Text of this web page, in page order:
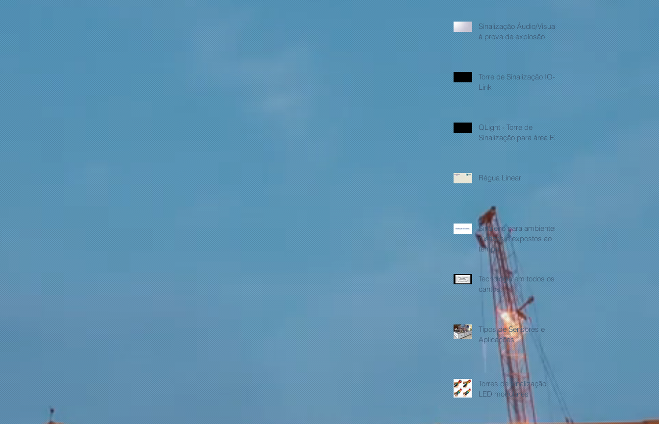
Sinalização Áudio/Visual
à prova de explosão
Torre de Sinalização IO-
Link
QLight - Torre de
Sinalização para área EX
Régua Linear
Sinaleiro para ambientes
rústicos e expostos ao
tempo...
Tecnologia em todos os
cantos...
Tipos de Sensores e
Aplicações
Torres de sinalização
LED modulares